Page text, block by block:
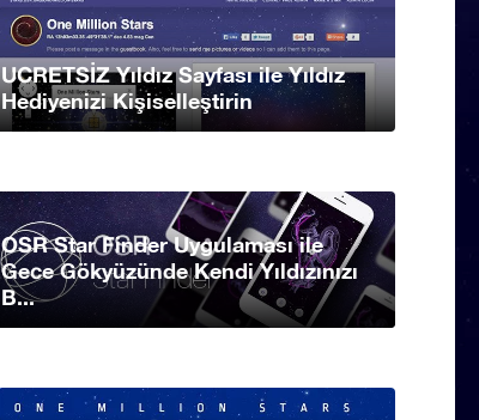
UCRETSİZ Yıldız Sayfası ile Yıldız
Hediyenizi Kişiselleştirin
OSR Star Finder Uygulaması ile
Gece Gökyüzünde Kendi Yıldızınızı
B...